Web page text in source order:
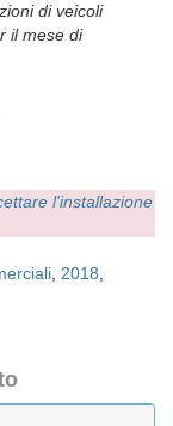
di veicoli
il mese di
l'installazione
2018